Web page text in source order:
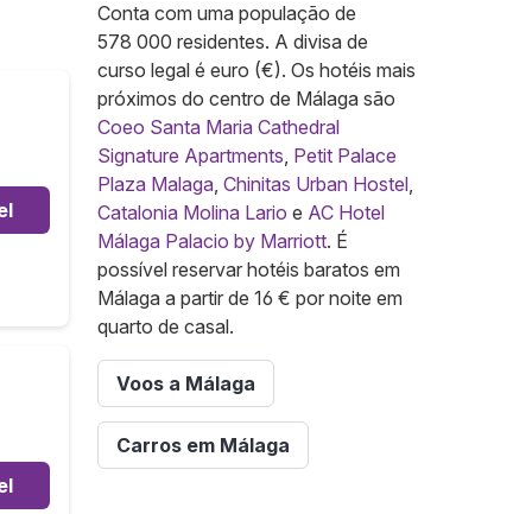
Conta com uma população de
578 000 residentes. A divisa de
curso legal é euro (€). Os hotéis mais
próximos do centro de Málaga são
Coeo Santa Maria Cathedral
Signature Apartments, Petit Palace
Plaza Malaga, Chinitas Urban Hostel,
Catalonia Molina Lario e AC Hotel
Málaga Palacio by Marriott. É
possível reservar hotéis baratos em
Málaga a partir de 16 € por noite em
quarto de casal.
Voos a Málaga
Carros em Málaga